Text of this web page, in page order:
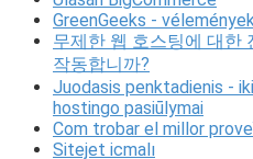
GreenGeeks -
무제한 웹 호스팅에 대한
작동합니까?
Juodasis penktadienis -
hostingo pasiūlymai
Com trobar el millor
Sitejet icmalı